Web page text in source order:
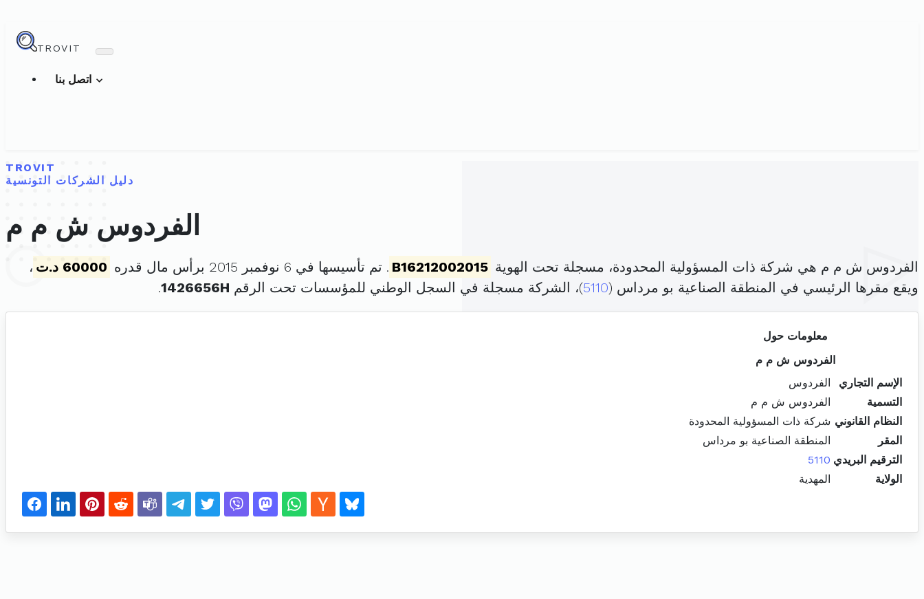
TROVIT
TROVIT
دليل الشركات التونسية
الفردوس ش م م
الفردوس ش م م هي شركة ذات المسؤولية المحدودة، مسجلة تحت الهوية B16212002015 . تم تأسيسها في 6 نوفمبر 2015 برأس مال قدره 60000 د.ت
،
ويقع مقرها الرئيسي في المنطقة الصناعية بو مرداس (5110)، الشركة مسجلة في السجل الوطني للمؤسسات تحت الرقم 1426656H
.
معلومات حول
الفردوس ش م م
الإسم التجاري
الفردوس
التسمية
الفردوس ش م م
النظام القانوني شركة ذات المسؤولية المحدودة
المقر
المنطقة الصناعية بو مرداس
الترقيم البريدي 5110
الولاية
المهدية